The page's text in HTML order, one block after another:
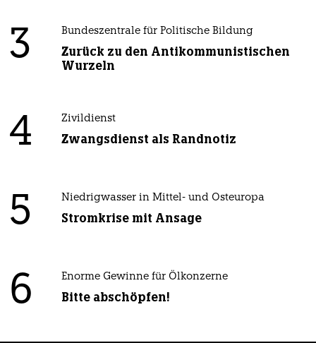
3 Bundeszentrale für Politische Bildung
Zurück zu den Antikommunistischen
Wurzeln
4 Zivildienst
Zwangsdienst als Randnotiz
5 Niedrigwasser in Mittel- und Osteuropa
Stromkrise mit Ansage
6 Enorme Gewinne für Ölkonzerne
Bitte abschöpfen!